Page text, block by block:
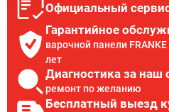
Официальный
Гарантийное
варочной панели FRANKE
лет
Диагностика за наш
ремонт по желанию
Бесплатный выезд